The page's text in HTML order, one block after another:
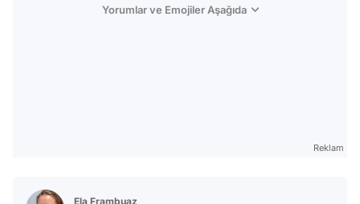
Yorumlar ve Emojiler Aşağıda
Reklam
Ela Frambuaz